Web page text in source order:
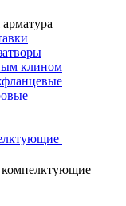
клином
компелктующие